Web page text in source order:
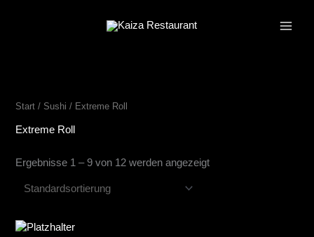
Start / Sushi / Extreme Roll
Extreme Roll
Ergebnisse 1 – 9 von 12 werden angezeigt